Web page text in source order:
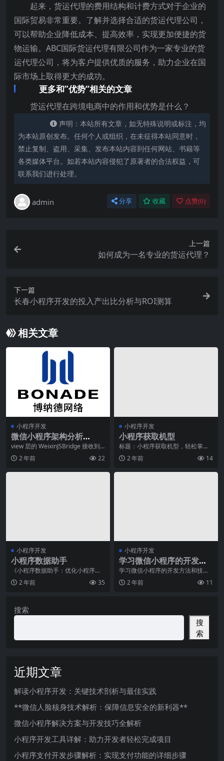
起来，货运代理的费用结构和计费方式对于企业的
国际贸易非常重要。了解并选择合适的货运代理公司，
可以帮助企业降低成本、提高效率，实现更加便捷的货
物运输。ABC国际货运代理有限公司作为一家专业的货
运代理公司，将为客户提供优质的服务，助力企业在国
际市场上取得更大的成功。
更多和”优势“相关的文章
货运代理在跨境电商中的作用和优势是什么？
声明：本站所有文章，如无特殊说明或标注，均
为本站原创发布。任何个人或组织，在未征得本站同意时，
禁止复制、盗用、采集、发布本站内容到任何网站、书籍等
各类媒体平台。如若本站内容侵犯了原著者的合法权益，可
联系我们进行处理。
admin 分享 收藏 点赞(0)
上一篇
如何成为一名专业的货运代理？
下一篇
长春小程序开发的投入产出比分析与ROI测算
相关文章
小程序开发
微信小程序架构分析
《一》调试技巧，模块构
成，理念分析
view 层的 WeixinJSBridge 接收到
后台的数据，如果 webvi
2 年前 22
小程序开发
小程序获取机型
标题：小程序获取机型，轻松掌握
用户设备信息的利器随着智能手机
的普及和移动互联网的
2 年前 14
小程序开发
小程序数据助手
《小程序数据助手：优化小程序开
发和用户体验的利器》摘要：随着
智能手机用户数量的迅
2 年前 35
小程序开发
学习微信小程序的开发方
法和技巧，了解如何使用
小程序开发工具和API。
学习微信小程序的开发方法和技
巧，是当今互联网时代不可忽视的
一项技能。微信小程序作
2 年前 11
搜索
搜
索
近期文章
解读小程序开发：关键技术剖析与最佳实践
**微信人脸核身技术解析：保障信息安全的新利器**
微信小程序解决方案与开发技巧全解析
小程序开发工具详解：助力开发者轻松完成项目
小程序支付开发步骤解析：实现支付功能的详细步骤